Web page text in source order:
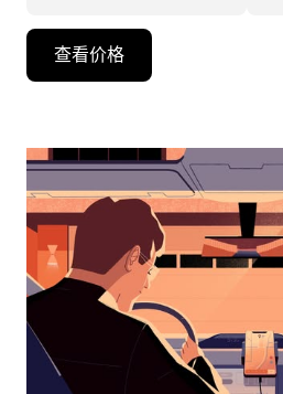
向
头
浏
日
并
查看价格